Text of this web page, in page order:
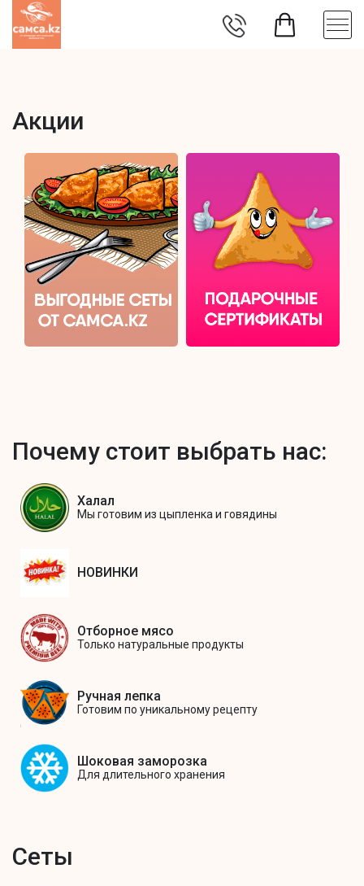
Акции
Почему стоит выбрать нас:
Халал
Мы готовим из цыпленка и говядины
НОВИНКИ
Отборное мясо
Только натуральные продукты
Ручная лепка
Готовим по уникальному рецепту
Шоковая заморозка
Для длительного хранения
Сеты